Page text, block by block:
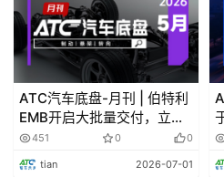
2025年12月12日
02活动地址
奇瑞上海研究院1楼
日程
ATC汽车底盘-月刊 | 伯特利
EMB开启大批量交付，立讯
精密：入主京西智行集团，
全面进军汽车智能底盘赛道
451 0 0
tian 2026-07-01